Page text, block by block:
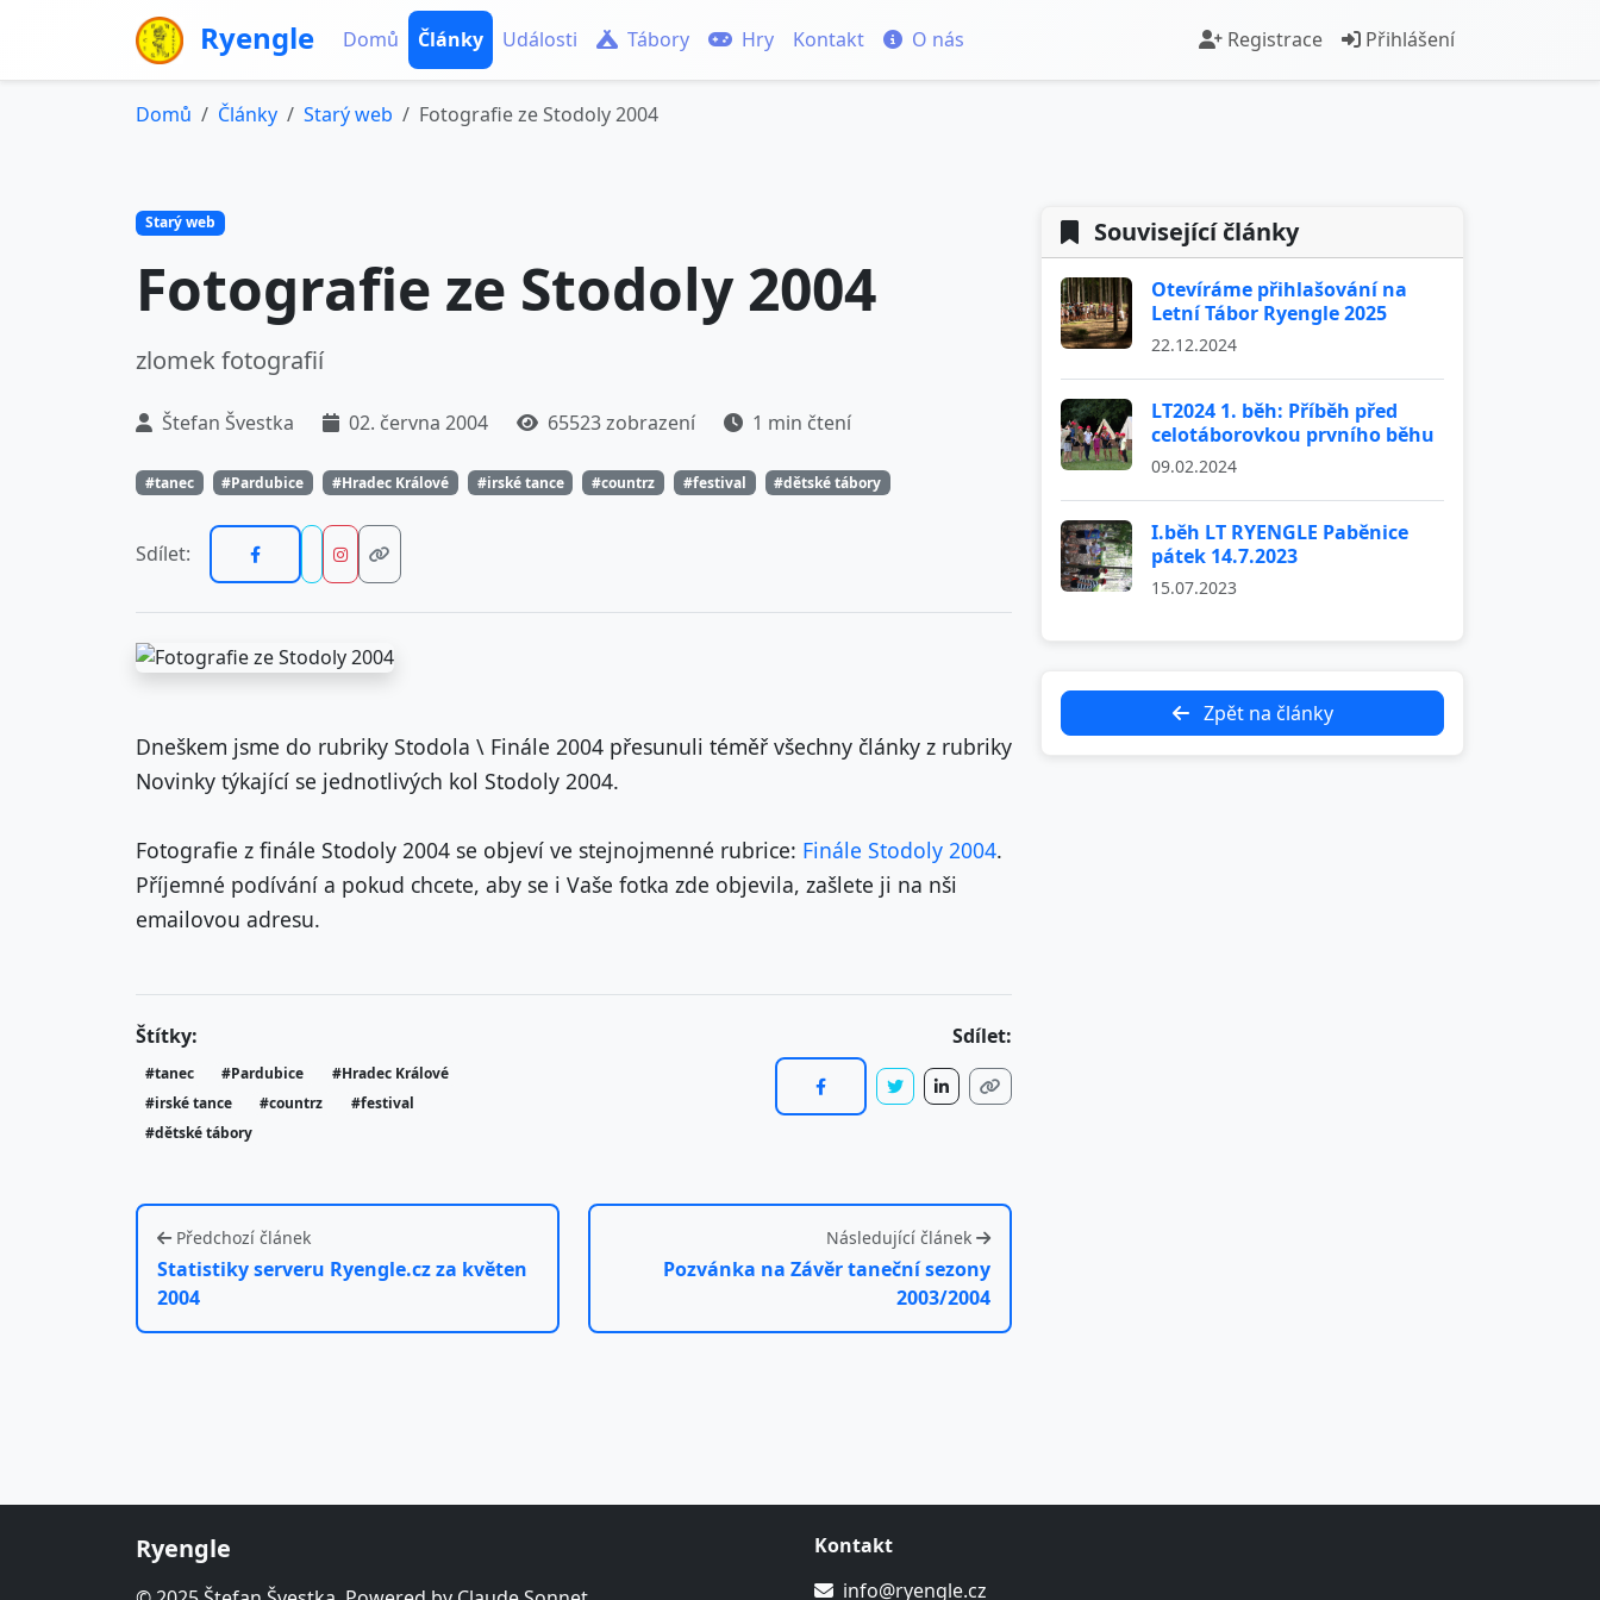
Ryengle Domů Články Události Tábory Hry Kontakt O nás Registrace Přihlášení
Domů Články Starý web Fotografie ze Stodoly 2004
Starý web
Fotografie ze Stodoly 2004
zlomek fotografií
Štefan Švestka 02. června 2004 65523 zobrazení 1 min čtení
#tanec #Pardubice #Hradec Králové #irské tance #countrz #festival #dětské tábory
Sdílet:
Dneškem jsme do rubriky Stodola \ Finále 2004 přesunuli téměř všechny články z rubriky
Novinky týkající se jednotlivých kol Stodoly 2004.
Fotografie z finále Stodoly 2004 se objeví ve stejnojmenné rubrice: Finále Stodoly 2004.
Příjemné podívání a pokud chcete, aby se i Vaše fotka zde objevila, zašlete ji na nši
emailovou adresu.
Štítky:
#tanec #Pardubice
#Hradec Králové
#irské tance
#countrz
#festival
#dětské tábory
Sdílet:
Předchozí článek
Statistiky serveru Ryengle.cz za květen
2004
Následující článek
Pozvánka na Závěr taneční sezony
2003/2004
Související články
Otevíráme přihlašování na
Letní Tábor Ryengle 2025
22.12.2024
LT2024 1. běh: Příběh před
celotáborovkou prvního běhu
09.02.2024
I.běh LT RYENGLE Paběnice
pátek 14.7.2023
15.07.2023
Zpět na články
Ryengle
Kontakt
info@ryengle.cz